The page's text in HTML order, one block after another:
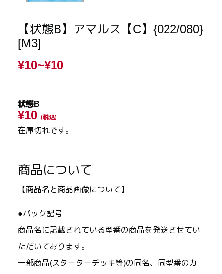
【状態B】アマルス【C】{022/080}
[M3]
¥10~¥10
状態B
¥10 (税込)
在庫切れです。
商品について
【商品名と商品画像について】
●パック記号
商品名に記載されている型番の商品を発送させてい
ただいております。
一部商品(スターターデッキ等)の同名、同型番のカ